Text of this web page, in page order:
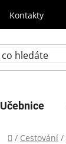
Kontakty
Učebnice
Domů
/ Cestování /